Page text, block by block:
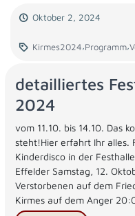
Oktober 2, 2024
Kirmes2024,Programm,
detailliertes
2024
vom 11.10. bis 14.10. Das
steht!Hier erfahrt Ihr alles.
Kinderdisco in der
Effelder Samstag, 12.
Verstorbenen auf dem
Kirmes auf dem Anger